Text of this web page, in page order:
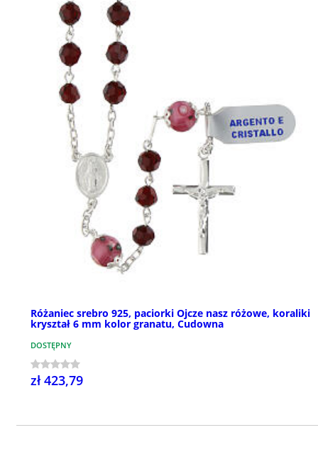
Różaniec srebro 925, paciorki Ojcze nasz różowe, koraliki
kryształ 6 mm kolor granatu, Cudowna
DOSTĘPNY
zł 423,79